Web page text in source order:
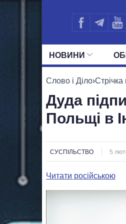
НОВИНИ
Слово і Діло›Стрічка
Дуда
Польщі в
СУСПІЛЬСТВО 5
Читати російською